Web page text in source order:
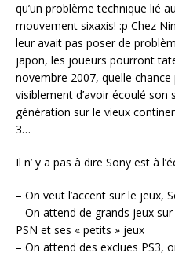
qu’un problème technique lié
mouvement sixaxis! :p Chez
leur avait pas poser de
japon, les joueurs pourront
novembre 2007, quelle
visiblement d’avoir écoulé son
génération sur le vieux
3…
Il n’ y a pas à dire Sony est à
– On veut l’accent sur le jeux,
– On attend de grands jeux
PSN et ses « petits » jeux
– On attend des exclues PS3,